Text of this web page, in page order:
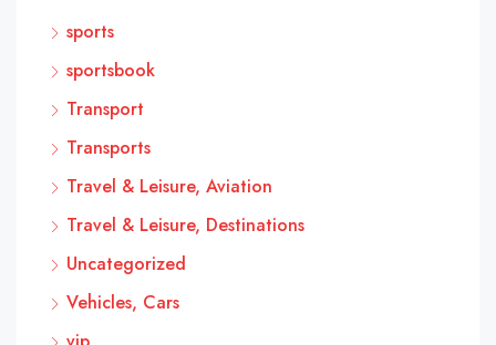
sports
sportsbook
Transport
Transports
Travel & Leisure, Aviation
Travel & Leisure, Destinations
Uncategorized
Vehicles, Cars